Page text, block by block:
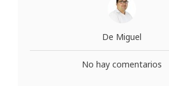
De Miguel
No hay comentarios